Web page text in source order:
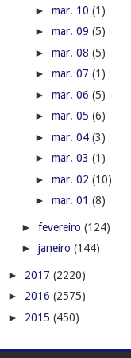
► mar. 10 (1)
► mar. 09 (5)
► mar. 08 (5)
► mar. 07 (1)
► mar. 06 (5)
► mar. 05 (6)
► mar. 04 (3)
► mar. 03 (1)
► mar. 02 (10)
► mar. 01 (8)
► fevereiro (124)
► janeiro (144)
► 2017 (2220)
► 2016 (2575)
► 2015 (450)